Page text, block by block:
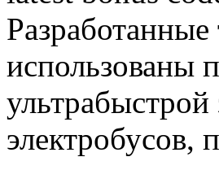
использованы
ультрабыстрой